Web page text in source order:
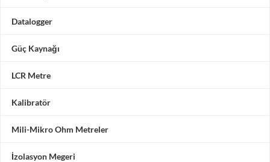
Datalogger
Güç Kaynağı
LCR Metre
Kalibratör
Mili-Mikro Ohm Metreler
İzolasyon Megeri